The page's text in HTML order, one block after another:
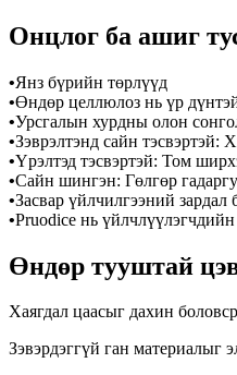
Онцлог ба ашиг
•Янз бүрийн төрлүүд
•Өндөр целлюлоз нь үр
•Урсгалын хурдны олон
•Зэврэлтэнд сайн тэсвэртэй:
•Үрэлтэд тэсвэртэй: Том
•Сайн шингэн: Гөлгөр
•Засвар үйлчилгээний зардал
•Pruodice нь
Өндөр тууштай
Хаягдал цаасыг дахин
Зэвэрдэггүй ган материалыг